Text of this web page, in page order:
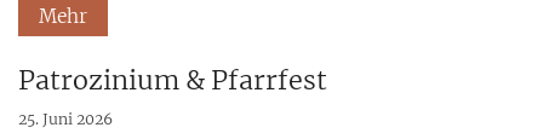
Mehr
Patrozinium & Pfarrfest
25. Juni 2026